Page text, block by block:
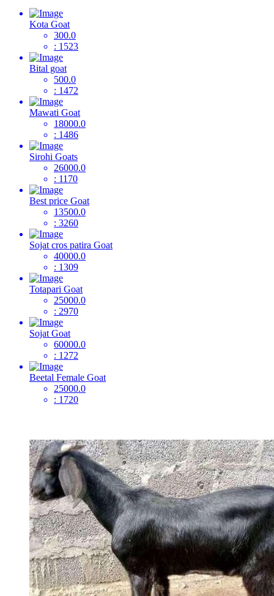
Kota Goat
300.0
: 1523
Bital goat
500.0
: 1472
Mawati Goat
18000.0
: 1486
Sirohi Goats
26000.0
: 1170
Best price Goat
13500.0
: 3260
Sojat cros patira Goat
40000.0
: 1309
Totapari Goat
25000.0
: 2970
Sojat Goat
60000.0
: 1272
Beetal Female Goat
25000.0
: 1720